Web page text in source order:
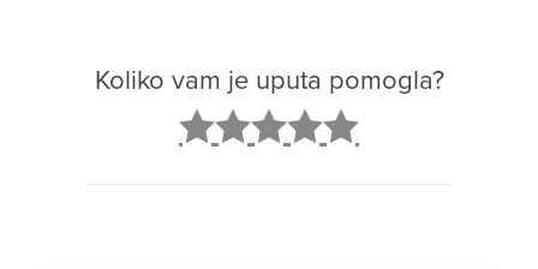
Koliko vam je uputa pomogla?